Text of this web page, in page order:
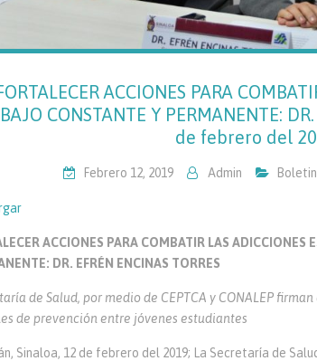
ACCIONES PARA
CONSTANTE Y PERMANENTE:
de febrero del
Febrero 12, 2019 Admin
ACCIONES PARA COMBATIR LAS ADICCIONES
DR. EFRÉN ENCINAS TORRES
de Salud, por medio de CEPTCA y CONALEP
de prevención entre jóvenes estudiantes
Sinaloa, 12 de febrero del 2019; La Secretaría de